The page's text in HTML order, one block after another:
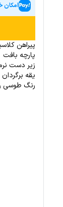
امکان
پیراهن
پارچه
زیر دست
یقه برگردان
رنگ طوسی